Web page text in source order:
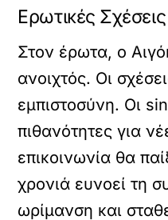
Ερωτικές Σχέσεις
Στον έρωτα, ο
ανοιχτός. Οι
εμπιστοσύνη. Οι
πιθανότητες για
επικοινωνία θα
χρονιά ευνοεί τη
ωρίμανση και